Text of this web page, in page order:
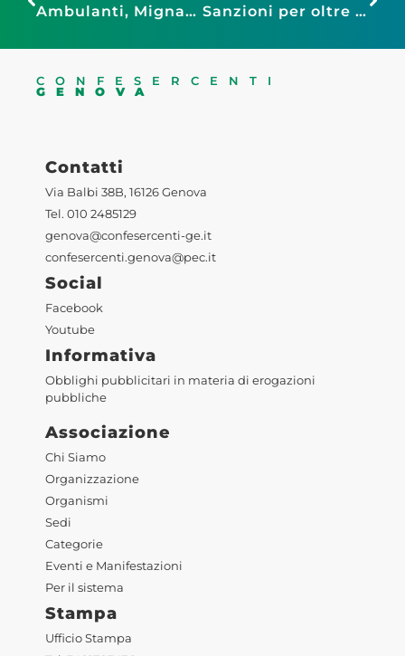
Ambulanti, Mignacca nuovo presidente provinciale Anva Confesercenti Sanzioni per oltre 5 milioni a Yoox per prezzi ingannevoli e limiti al diritto di recesso
CONFESERCENTI
GENOVA
Contatti
Via Balbi 38B, 16126 Genova
Tel. 010 2485129
genova@confesercenti-ge.it
confesercenti.genova@pec.it
Social
Facebook
Youtube
Informativa
Obblighi pubblicitari in materia di erogazioni
pubbliche
Associazione
Chi Siamo
Organizzazione
Organismi
Sedi
Categorie
Eventi e Manifestazioni
Per il sistema
Stampa
Ufficio Stampa